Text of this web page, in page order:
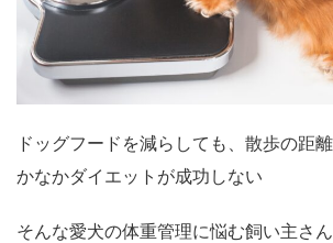
ドッグフードを減らしても、散歩の距
かなかダイエットが成功しない
そんな愛犬の体重管理に悩む飼い主さ